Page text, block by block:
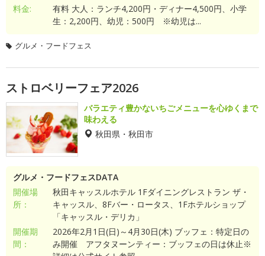
料金:
有料 大人：ランチ4,200円・ディナー4,500円、小学
生：2,200円、幼児：500円 ※幼児は...
グルメ・フードフェス
ストロベリーフェア2026
バラエティ豊かないちごメニューを心ゆくまで
味わえる
秋田県・秋田市
グルメ・フードフェスDATA
開催場
所：
秋田キャッスルホテル 1Fダイニングレストラン ザ・
キャッスル、8Fバー・ロータス、1Fホテルショップ
「キャッスル・デリカ」
開催期
間：
2026年2月1日(日)～4月30日(木) ブッフェ：特定日の
み開催 アフタヌーンティー：ブッフェの日は休止※